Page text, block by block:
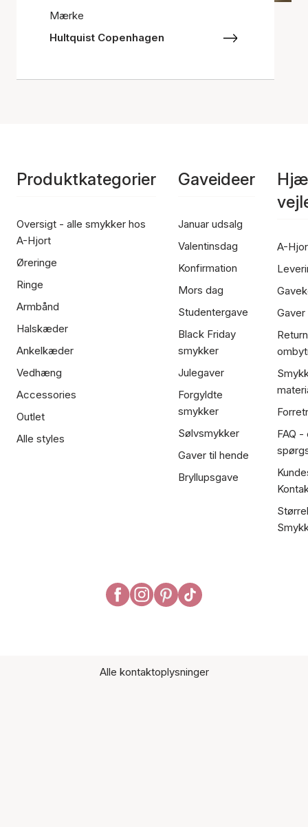
Mærke
Hultquist Copenhagen
Produktkategorier
Oversigt - alle smykker hos
A-Hjort
Øreringe
Ringe
Armbånd
Halskæder
Ankelkæder
Vedhæng
Accessories
Outlet
Alle styles
Gaveideer
Januar udsalg
Valentinsdag
Konfirmation
Mors dag
Studentergave
Black Friday
smykker
Julegaver
Forgyldte
smykker
Sølvsmykker
Gaver til hende
Bryllupsgave
A-
FAQ
Alle kontaktoplysninger